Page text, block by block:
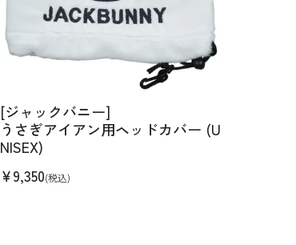
[ジャックバニー]
うさぎアイアン用ヘッドカバー (U
NISEX)
¥9,350(税込)